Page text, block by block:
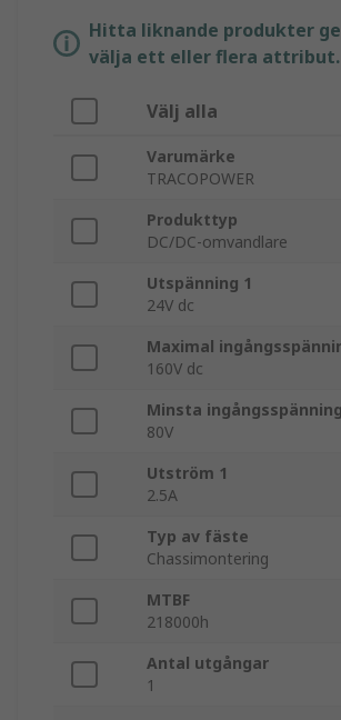
Hitta liknande produkter
välja ett eller flera attribut.
Välj alla
Varumärke
TRACOPOWER
Produkttyp
DC/DC-omvandlare
Utspänning 1
24V dc
Maximal
160V dc
Minsta ingångsspänning
80V
Utström 1
2.5A
Typ av fäste
Chassimontering
MTBF
218000h
Antal utgångar
1